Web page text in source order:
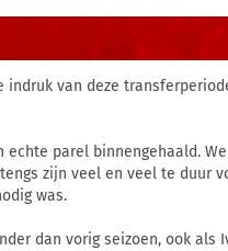
indruk van deze
echte parel binnengehaald.
zijn veel en veel te duur
was.
dan vorig seizoen, ook als